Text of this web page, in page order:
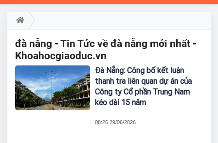
đà nẵng - Tin Tức về đà nẵng mới nhất -
Khoahocgiaoduc.vn
Đà Nẵng: Công bố kết luận
thanh tra liên quan dự án của
Công ty Cổ phần Trung Nam
kéo dài 15 năm
08:26 29/06/2026